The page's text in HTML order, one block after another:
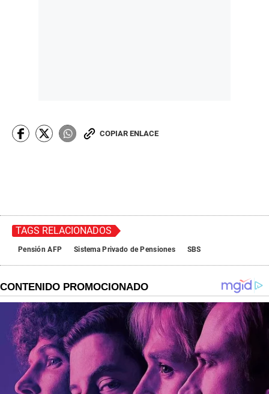
COPIAR ENLACE
TAGS RELACIONADOS
Pensión AFP Sistema Privado de Pensiones SBS